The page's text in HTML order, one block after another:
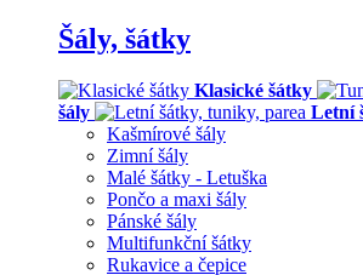
Šály, šátky
Klasické šátky
šály
Letní
Kašmírové šály
Zimní šály
Malé šátky - Letuška
Pončo a maxi šály
Pánské šály
Multifunkční šátky
Rukavice a čepice